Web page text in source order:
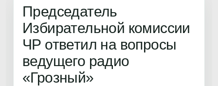
Председатель
Избирательной комиссии
ЧР ответил на вопросы
ведущего радио
«Грозный»